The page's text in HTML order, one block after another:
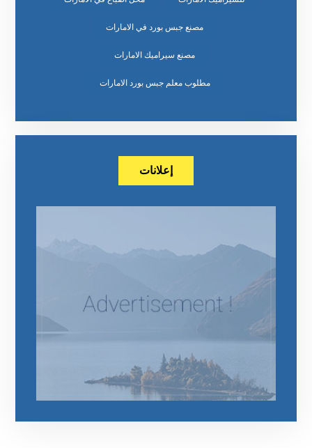
مصنع جبس بورد في الامارات
مصنع سيراميك الامارات
مطلوب معلم جبس بورد الامارات
إعلانات